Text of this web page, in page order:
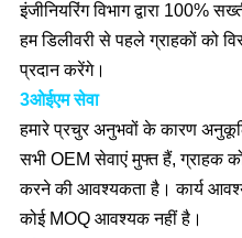
इंजीनियरिंग विभाग द्वारा 100%
हम डिलीवरी से पहले ग्राहकों को
प्रदान करेंगे।
3ओईएम सेवा
हमारे प्रचुर अनुभवों के कारण
सभी OEM सेवाएं मुफ्त हैं, ग्राहक
करने की आवश्यकता है। कार्य
कोई MOQ आवश्यक नहीं है।